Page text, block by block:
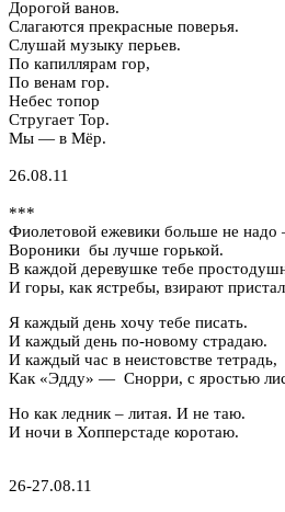
Дорогой ванов.
Слагаются прекрасные поверья.
Слушай музыку перьев.
По капиллярам гор,
По венам гор.
Небес топор
Стругает Тор.
Мы — в Мёр.
26.08.11
***
Фиолетовой ежевики больше не
Вороники бы лучше горькой.
В каждой деревушке тебе
И горы, как ястребы, взирают
Я каждый день хочу тебе писать.
И каждый день по-новому страдаю.
И каждый час в неистовстве тетрадь,
Как «Эдду» — Снорри, с яростью
Но как ледник – литая. И не таю.
И ночи в Хопперстаде коротаю.
26-27.08.11